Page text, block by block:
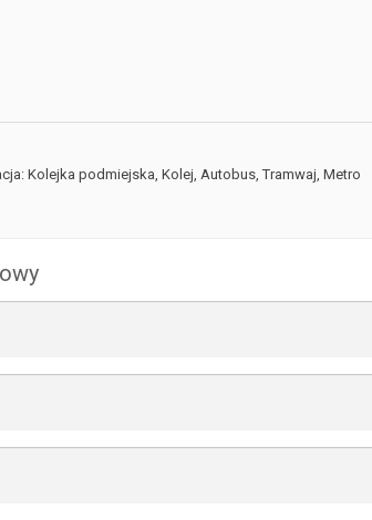
Kolejka podmiejska, Kolej, Autobus, Tramwaj, Metro